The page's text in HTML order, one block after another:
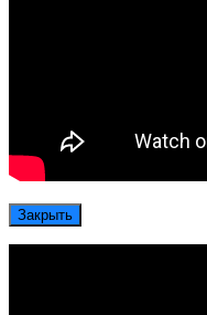
Закрыть